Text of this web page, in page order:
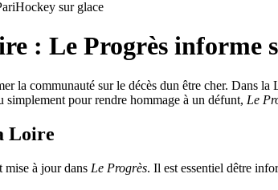
Hockey sur glace
: Le Progrès informe
la communauté sur le décès dun être cher. Dans la
simplement pour rendre hommage à un défunt, Le
Loire
mise à jour dans Le Progrès. Il est essentiel dêtre